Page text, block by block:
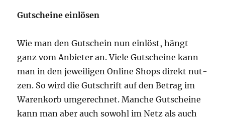
Gut­schei­ne einlösen
Wie man den Gut­schein nun ein­löst, hängt
ganz vom Anbie­ter an. Vie­le Gut­schei­ne kann
man in den jewei­li­gen Online Shops direkt nut­
zen. So wird die Gut­schrift auf den Betrag im
Waren­korb umge­rech­net. Man­che Gut­schei­ne
kann man aber auch sowohl im Netz als auch